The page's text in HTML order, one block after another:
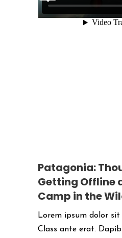
Patagonia:
Getting Offline
Camp in the
Lorem ipsum dolor
Class ante erat.